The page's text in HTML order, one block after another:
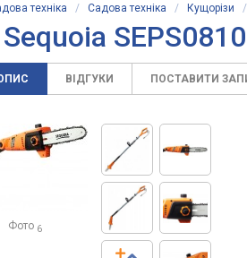
техніка / Садова техніка / Кущорізи
SEPS0810
ВІДГУКИ ПОСТАВИТИ
Фото 6